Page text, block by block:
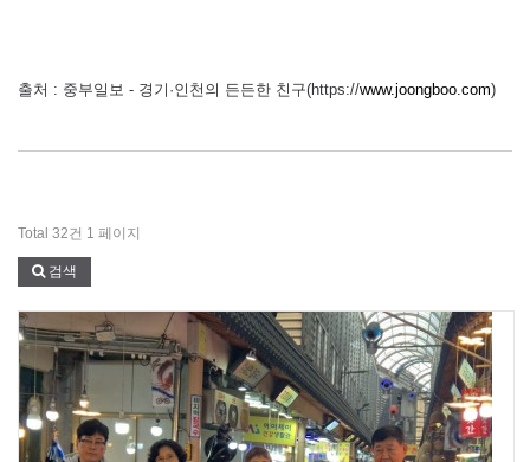
출처 : 중부일보 - 경기·인천의 든든한 친구(https://www.joongboo.com)​
Total 32건 1 페이지
검색